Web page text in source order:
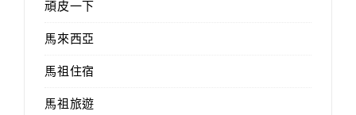
頑皮一下
馬來西亞
馬祖住宿
馬祖旅遊